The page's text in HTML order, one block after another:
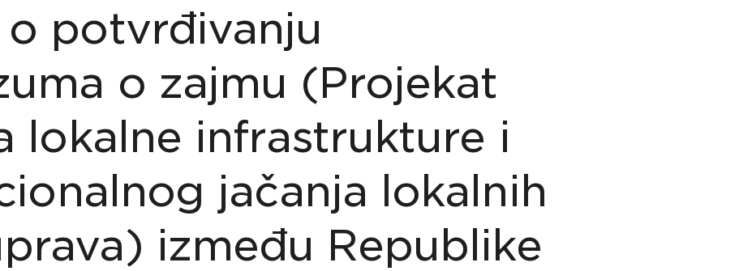
o potvrđivanju
o zajmu (Projekat
lokalne infrastrukture i
jačanja lokalnih
između Republike